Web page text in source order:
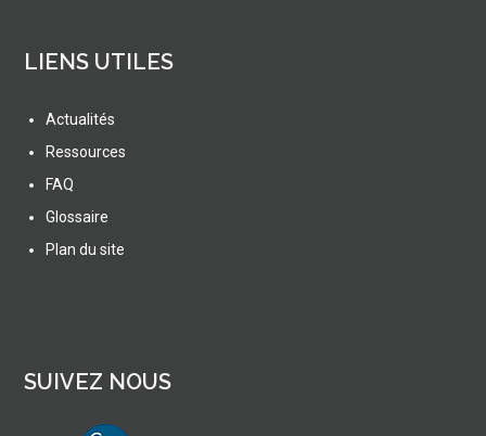
LIENS UTILES
Actualités
Ressources
FAQ
Glossaire
Plan du site
SUIVEZ NOUS